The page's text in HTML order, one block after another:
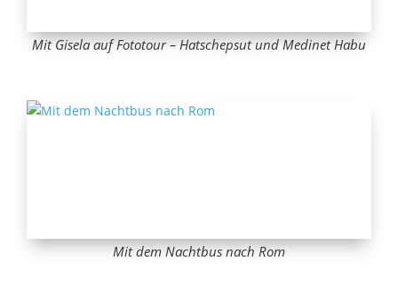
Mit Gisela auf Fototour – Hatschepsut und Medinet Habu
Mit dem Nachtbus nach Rom